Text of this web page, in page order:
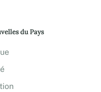
du Pays